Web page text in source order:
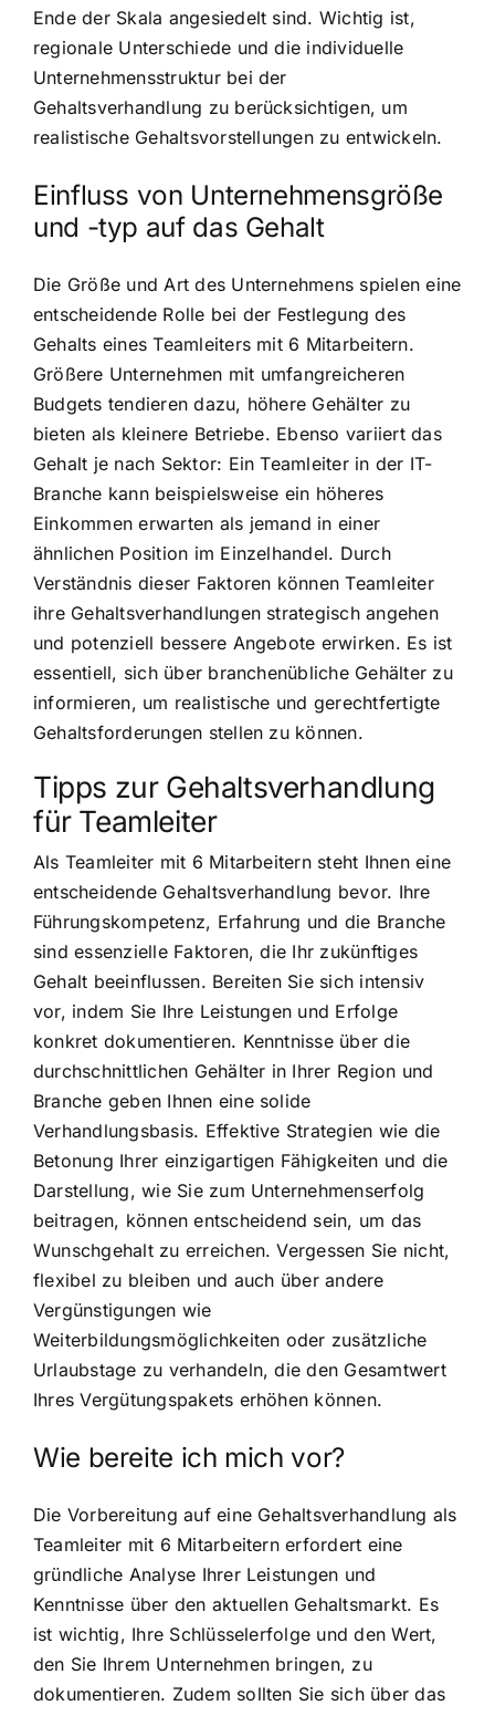
Ende der Skala angesiedelt sind. Wichtig ist,
regionale Unterschiede und die individuelle
Unternehmensstruktur bei der
Gehaltsverhandlung zu berücksichtigen, um
realistische Gehaltsvorstellungen zu entwickeln.
Einfluss von Unternehmensgröße
und -typ auf das Gehalt
Die Größe und Art des Unternehmens spielen eine
entscheidende Rolle bei der Festlegung des
Gehalts eines Teamleiters mit 6 Mitarbeitern.
Größere Unternehmen mit umfangreicheren
Budgets tendieren dazu, höhere Gehälter zu
bieten als kleinere Betriebe. Ebenso variiert das
Gehalt je nach Sektor: Ein Teamleiter in der IT-
Branche kann beispielsweise ein höheres
Einkommen erwarten als jemand in einer
ähnlichen Position im Einzelhandel. Durch
Verständnis dieser Faktoren können Teamleiter
ihre Gehaltsverhandlungen strategisch angehen
und potenziell bessere Angebote erwirken. Es ist
essentiell, sich über branchenübliche Gehälter zu
informieren, um realistische und gerechtfertigte
Gehaltsforderungen stellen zu können.
Tipps zur Gehaltsverhandlung
für Teamleiter
Als Teamleiter mit 6 Mitarbeitern steht Ihnen eine
entscheidende Gehaltsverhandlung bevor. Ihre
Führungskompetenz, Erfahrung und die Branche
sind essenzielle Faktoren, die Ihr zukünftiges
Gehalt beeinflussen. Bereiten Sie sich intensiv
vor, indem Sie Ihre Leistungen und Erfolge
konkret dokumentieren. Kenntnisse über die
durchschnittlichen Gehälter in Ihrer Region und
Branche geben Ihnen eine solide
Verhandlungsbasis. Effektive Strategien wie die
Betonung Ihrer einzigartigen Fähigkeiten und die
Darstellung, wie Sie zum Unternehmenserfolg
beitragen, können entscheidend sein, um das
Wunschgehalt zu erreichen. Vergessen Sie nicht,
flexibel zu bleiben und auch über andere
Vergünstigungen wie
Weiterbildungsmöglichkeiten oder zusätzliche
Urlaubstage zu verhandeln, die den Gesamtwert
Ihres Vergütungspakets erhöhen können.
Wie bereite ich mich vor?
Die Vorbereitung auf eine Gehaltsverhandlung als
Teamleiter mit 6 Mitarbeitern erfordert eine
gründliche Analyse Ihrer Leistungen und
Kenntnisse über den aktuellen Gehaltsmarkt. Es
ist wichtig, Ihre Schlüsselerfolge und den Wert,
den Sie Ihrem Unternehmen bringen, zu
dokumentieren. Zudem sollten Sie sich über das